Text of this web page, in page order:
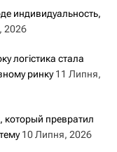
индивидуальность,
2026
логістика стала
ринку 11 Липня,
превратил
10 Липня, 2026